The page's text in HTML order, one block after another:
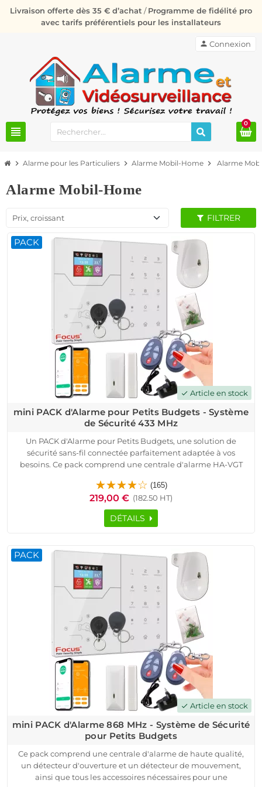
Livraison offerte dès 35 € d’achat /Programme de fidélité pro
avec tarifs préférentiels pour les installateurs
view_headline
person Connexion
0
chevron_right Alarme pour les Particuliers chevron_right Alarme Mobil-Home chevron_right Alarme
Alarme Mobil-Home
Prix, croissant FILTRER
check Article en stock
PACK
mini PACK d'Alarme pour Petits Budgets - Système
de Sécurité 433 MHz
Un PACK d'Alarme pour Petits Budgets, une solution de
sécurité sans-fil connectée parfaitement adaptée à vos
besoins. Ce pack comprend une centrale d'alarme HA-VGT
télécommandes et des badges RFID, le tout de qualité
originale Meian.
Grâce à la technologie de transmission radio sécurisée à code
tournant ASK, à sa portée de transmission (jusqu'à 200 m) et à
Doté d'une sirène interne de 85 dB et d'un contrôle de l'état
des détecteurs, notre système vous assure une réactivité
optimale en cas d'incident. L'installation et la configuration
sont simples, et vous pouvez surveiller et contrôler vos
détecteurs à distance via une application mobile dédiée.
(165)
219,00 € (182.50 HT)
DÉTAILS
check Article en stock
PACK
mini PACK d'Alarme 868 MHz - Système de Sécurité
pour Petits Budgets
Ce pack comprend une centrale d'alarme de haute qualité,
un détecteur d'ouverture et un détecteur de mouvement,
ainsi que tous les accessoires nécessaires pour une